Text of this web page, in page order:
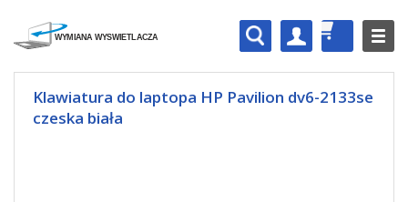
Klawiatura do laptopa HP Pavilion dv6-2133se
czeska biała